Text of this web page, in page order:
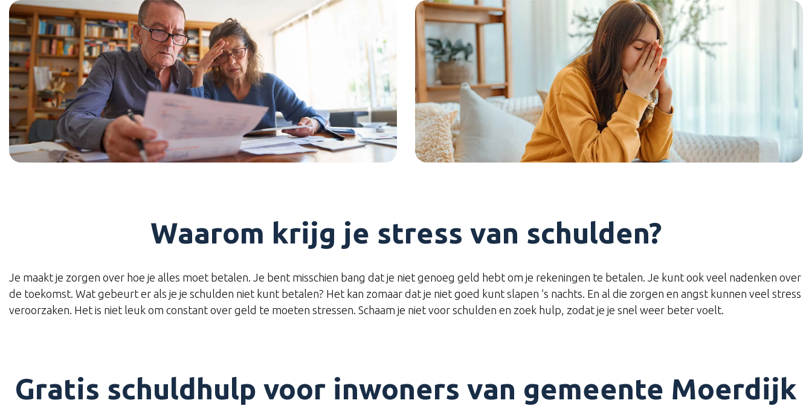
Waarom krijg je stress van schulden?
Je maakt je zorgen over hoe je alles moet betalen. Je bent misschien bang dat je niet genoeg geld hebt om je rekeningen te betalen. Je kunt ook veel nadenken over
de toekomst. Wat gebeurt er als je je schulden niet kunt betalen? Het kan zomaar dat je niet goed kunt slapen ’s nachts. En al die zorgen en angst kunnen veel stress
veroorzaken. Het is niet leuk om constant over geld te moeten stressen. Schaam je niet voor schulden en zoek hulp, zodat je je snel weer beter voelt.
Gratis schuldhulp voor inwoners van gemeente Moerdijk